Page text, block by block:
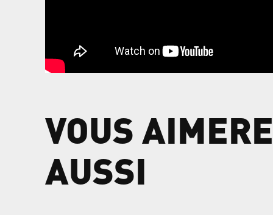
VOUS
AUSSI